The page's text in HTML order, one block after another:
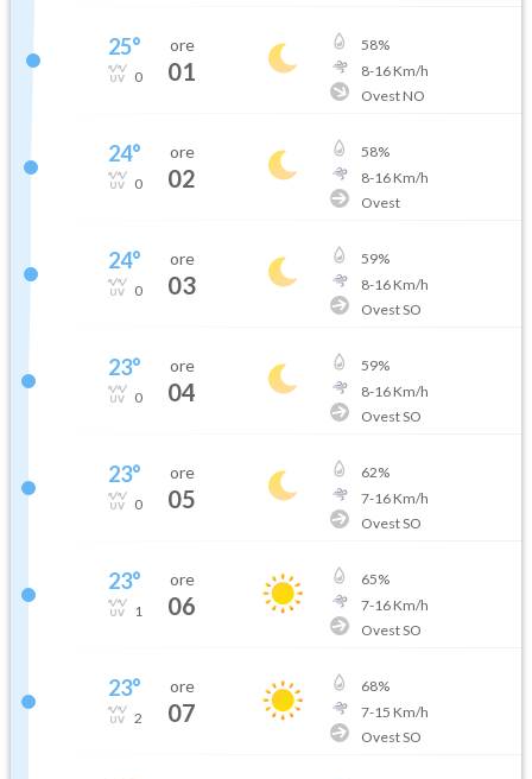
25°
0
ore
01
58%
8-16Km/h
Ovest NO
24°
0
ore
02
58%
8-16Km/h
Ovest
24°
0
ore
03
59%
8-16Km/h
Ovest SO
23°
0
ore
04
59%
8-16Km/h
Ovest SO
23°
0
ore
05
62%
7-16Km/h
Ovest SO
23°
1
ore
06
65%
7-16Km/h
Ovest SO
23°
2
ore
07
68%
7-15 Km/h
Ovest SO